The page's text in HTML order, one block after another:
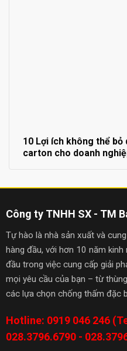
10 Lợi ích không thể bỏ
carton cho doanh
Công ty TNHH SX - TM
Tự hào là nhà sản xuất và
hàng đầu, với hơn 10 năm
đầu trong việc cung cấp giải
mọi yêu cầu của bạn – từ
các lựa chọn chống thấm đặc
Hotline: 0919 046 246
028.3796.6790 -